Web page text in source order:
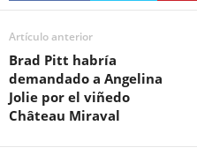
Artículo anterior
Brad Pitt habría
demandado a Angelina
Jolie por el viñedo
Château Miraval